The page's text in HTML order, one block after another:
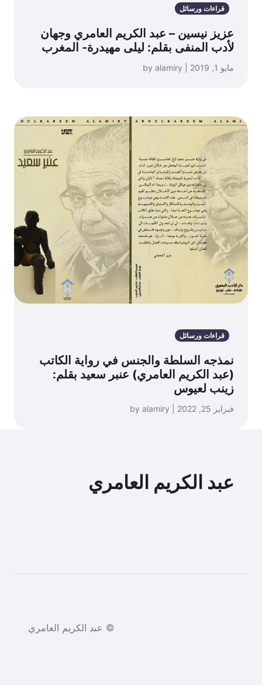
قراءات ورسائل
عزيز نيسين – عبد الكريم العامري وجهان
لأدب المنفى بقلم: ليلى مهيدرة- المغرب
مايو 1, 2019 | by alamiry
قراءات ورسائل
نمذجه السلطة والجنس في رواية الكاتب
(عبد الكريم العامري) عنبر سعيد بقلم:
زينب لعيوس
فبراير 25, 2022 | by alamiry
عبد الكريم العامري
© عبد الكريم العامري